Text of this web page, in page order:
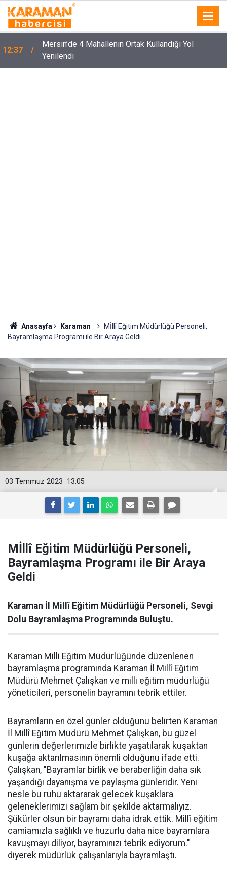
12:37
Mersin’de 4 Mahallenin Ortak Kullandığı Yol
Yenilendi
Anasayfa Karaman
Mİllî Eğitim Müdürlüğü Personeli,
Bayramlaşma Programı ile Bir Araya Geldi
13:05
03 Temmuz 2023
Mİllî Eğitim Müdürlüğü Personeli,
Bayramlaşma Programı ile Bir Araya
Geldi
Karaman İl Millî Eğitim Müdürlüğü Personeli, Sevgi
Dolu Bayramlaşma Programında Buluştu.
Karaman Milli Eğitim Müdürlüğünde düzenlenen
bayramlaşma programında Karaman İl Millî Eğitim
Müdürü Mehmet Çalışkan ve milli eğitim müdürlüğü
yöneticileri, personelin bayramını tebrik ettiler.
Bayramların en özel günler olduğunu belirten Karaman
İl Millî Eğitim Müdürü Mehmet Çalışkan, bu güzel
günlerin değerlerimizle birlikte yaşatılarak kuşaktan
kuşağa aktarılmasının önemli olduğunu ifade etti.
Çalışkan, "Bayramlar birlik ve beraberliğin daha sık
yaşandığı dayanışma ve paylaşma günleridir. Yeni
nesle bu ruhu aktararak gelecek kuşaklara
geleneklerimizi sağlam bir şekilde aktarmalıyız.
Şükürler olsun bir bayramı daha idrak ettik. Millî eğitim
camiamızla sağlıklı ve huzurlu daha nice bayramlara
kavuşmayı diliyor, bayramınızı tebrik ediyorum."
diyerek müdürlük çalışanlarıyla bayramlaştı.